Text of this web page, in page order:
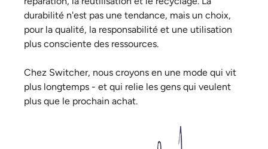
durabilité n'est pas une tendance, mais un choix,
pour la qualité, la responsabilité et une utilisation
plus consciente des ressources.
Chez Switcher, nous croyons en une mode qui vit
plus longtemps - et qui relie les gens qui veulent
plus que le prochain achat.